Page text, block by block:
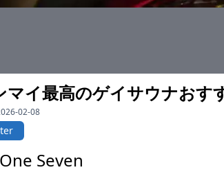
マイ最高のゲイサウナおす
02-08
Seven